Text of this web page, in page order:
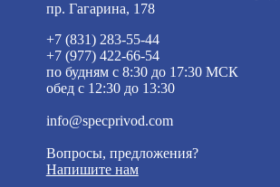
пр. Гагарина, 178
+7 (831) 283-55-44
+7 (977) 422-66-54
по будням с 8:30 до 17:30 МСК
обед с 12:30 до 13:30
info@specprivod.com
Вопросы, предложения?
Напишите нам